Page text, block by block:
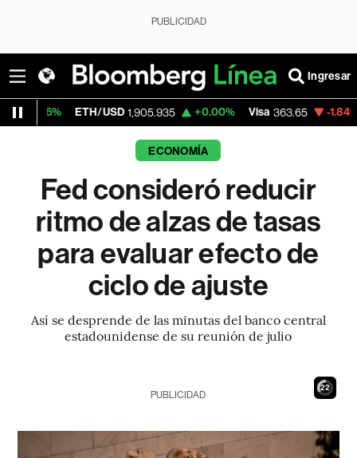
PUBLICIDAD
Ingresar
ETH/USD 1,905.935 +0.00% Visa 363.65 -1.84%
ECONOMÍA
Fed consideró reducir
ritmo de alzas de tasas
para evaluar efecto de
ciclo de ajuste
Así se desprende de las minutas del banco central
estadounidense de su reunión de julio
21
PUBLICIDAD